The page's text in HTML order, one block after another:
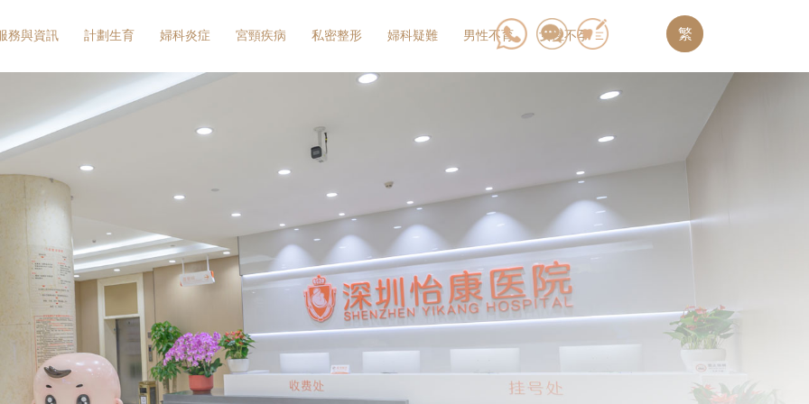
務與資訊 計劃生育 婦科炎症 宮頸疾病 私密整形 婦科疑難 男性不育 女性不孕 繁